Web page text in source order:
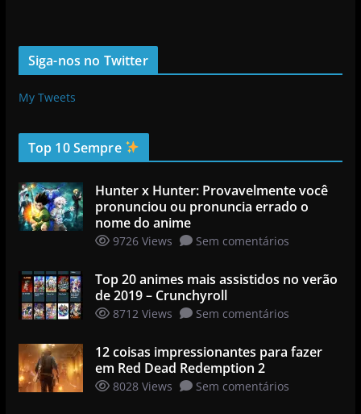
Siga-nos no Twitter
My Tweets
Top 10 Sempre
Hunter x Hunter: Provavelmente você
pronunciou ou pronuncia errado o
nome do anime
9726 Views Sem comentários
Top 20 animes mais assistidos no verão
de 2019 – Crunchyroll
8712 Views Sem comentários
12 coisas impressionantes para fazer
em Red Dead Redemption 2
8028 Views Sem comentários